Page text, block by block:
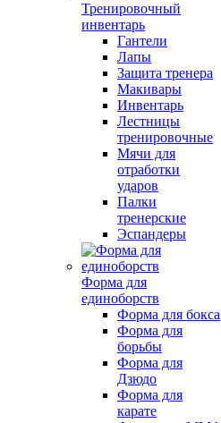
Тренировочный
инвентарь
Гантели
Лапы
Защита тренера
Макивары
Инвентарь
Лестницы
тренировочные
Мячи для
отработки
ударов
Палки
тренерские
Эспандеры
Форма для
единоборств
Форма для бокса
Форма для
борьбы
Форма для
Дзюдо
Форма для
карате